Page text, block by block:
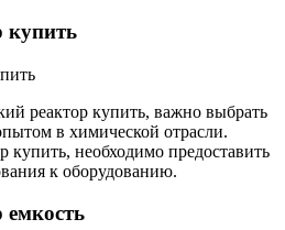
купить
реактор купить, важно выбрать
в химической отрасли.
купить, необходимо предоставить
к оборудованию.